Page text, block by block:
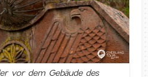
vor dem Gebäude des